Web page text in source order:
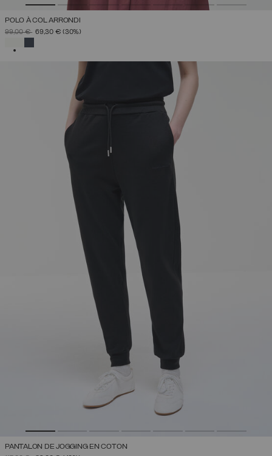
POLO À COL ARRONDI
PRIX RÉDUIT DE
99,00 €À69,30 €(30%)
PANTALON DE JOGGING EN COTON